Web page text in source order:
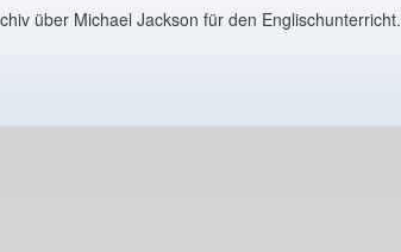
über Michael Jackson für den Englischunterricht.